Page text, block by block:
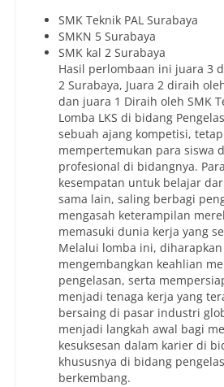
SMK Teknik PAL Surabaya
SMKN 5 Surabaya
SMK kal 2 Surabaya
Hasil perlombaan ini juara 3
2 Surabaya, Juara 2 diraih
dan juara 1 Diraih oleh SMK
Lomba LKS di bidang
sebuah ajang kompetisi,
mempertemukan para siswa
profesional di bidangnya.
kesempatan untuk belajar
sama lain, saling berbagi
mengasah keterampilan
memasuki dunia kerja yang
Melalui lomba ini,
mengembangkan keahlian
pengelasan, serta
menjadi tenaga kerja yang
bersaing di pasar industri
menjadi langkah awal bagi
kesuksesan dalam karier di
khususnya di bidang
berkembang.